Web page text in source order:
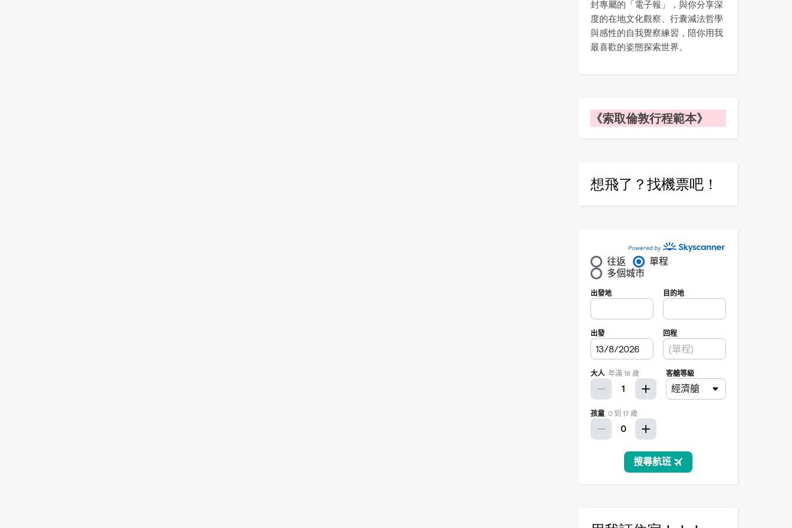
封專屬的「電子報」，與你分享深
度的在地文化觀察、行囊減法哲學
與感性的自我覺察練習，陪你用我
最喜歡的姿態探索世界。
《索取倫敦行程範本》
想飛了？找機票吧！